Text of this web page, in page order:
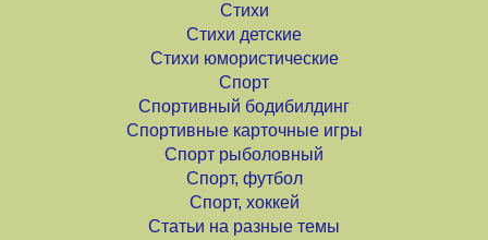
Стихи
Стихи детские
Стихи юмористические
Спорт
Спортивный бодибилдинг
Спортивные карточные игры
Спорт рыболовный
Спорт, футбол
Спорт, хоккей
Статьи на разные темы